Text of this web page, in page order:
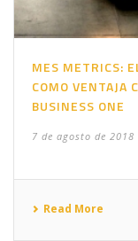
MES METRICS:
COMO VENTAJA
BUSINESS ONE
7 de agosto de 2018
Read More